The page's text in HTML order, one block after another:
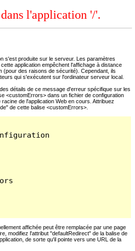
l'application '/'.
s'est produite sur le serveur. Les paramètres
application empêchent l'affichage à distance
(pour des raisons de sécurité). Cependant, ils
qui s'exécutent sur l'ordinateur serveur local.
détails de ce message d'erreur spécifique sur les
<customErrors> dans un fichier de configuration
de l'application Web en cours. Attribuez
de cette balise <customErrors>.
affichée peut être remplacée par une page
modifiez l'attribut "defaultRedirect" de la balise de
de sorte qu'il pointe vers une URL de la